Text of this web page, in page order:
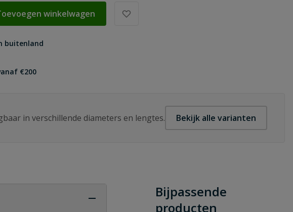
winkelwagen
buitenland
€200
in verschillende diameters en lengtes. Bekijk alle varianten
Bijpassende
producten